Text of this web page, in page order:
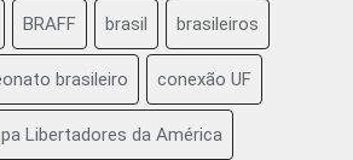
BRAFF brasil brasileiros
brasileiro conexão UF
Libertadores da América